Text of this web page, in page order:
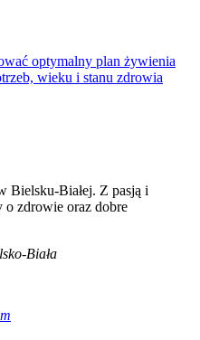
optymalny plan żywienia
wieku i stanu zdrowia
Bielsku-Białej. Z pasją i
o zdrowie oraz dobre
Biała